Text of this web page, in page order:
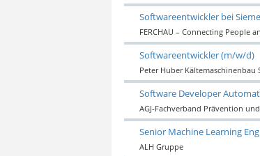
Softwareentwickler bei
FERCHAU – Connecting People
Softwareentwickler (m/w/d)
Peter Huber Kältemaschinenbau
Software Developer
AGJ-Fachverband Prävention
Senior Machine Learning
ALH Gruppe